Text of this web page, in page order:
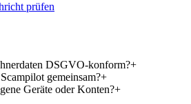
prüfen
DSGVO-konform?+
gemeinsam?+
Geräte oder Konten?+